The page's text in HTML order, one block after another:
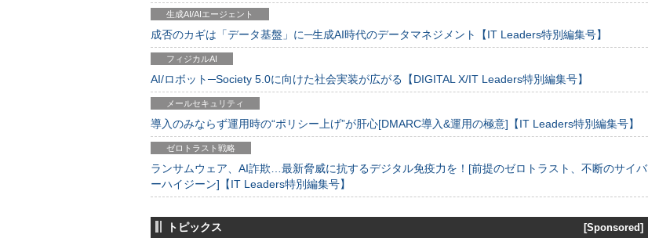
生成AI/AIエージェント
成否のカギは「データ基盤」に─生成AI時代のデータマネジメント【IT Leaders特別編集号】
フィジカルAI
AI/ロボット─Society 5.0に向けた社会実装が広がる【DIGITAL X/IT Leaders特別編集号】
メールセキュリティ
導入のみならず運用時の“ポリシー上げ”が肝心[DMARC導入&運用の極意]【IT Leaders特別編集号】
ゼロトラスト戦略
ランサムウェア、AI詐欺…最新脅威に抗するデジタル免疫力を！[前提のゼロトラスト、不断のサイバ
ーハイジーン]【IT Leaders特別編集号】
トピックス [Sponsored]